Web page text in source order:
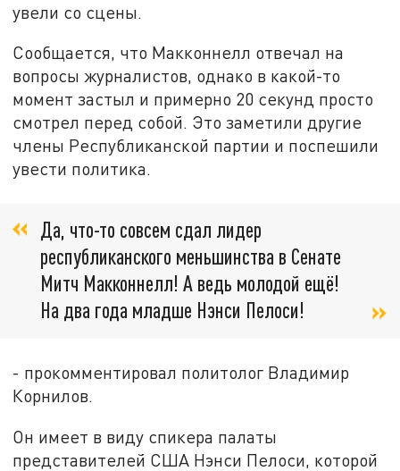
увели со сцены.
Сообщается, что Макконнелл отвечал на
вопросы журналистов, однако в какой-то
момент застыл и примерно 20 секунд просто
смотрел перед собой. Это заметили другие
члены Республиканской партии и поспешили
увести политика.
Да, что-то совсем сдал лидер
республиканского меньшинства в Сенате
Митч Макконнелл! А ведь молодой ещё!
На два года младше Нэнси Пелоси!
- прокомментировал политолог Владимир
Корнилов.
Он имеет в виду спикера палаты
представителей США Нэнси Пелоси, которой